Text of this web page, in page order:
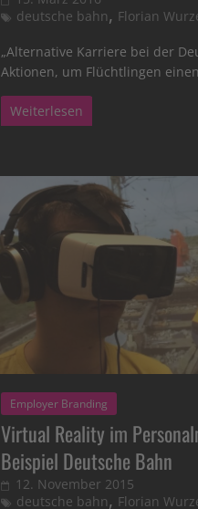
deutsche bahn, Florian
„Alternative Karriere bei der
Aktionen, um Flüchtlingen
Weiterlesen
Employer Branding
Virtual Reality im
Beispiel Deutsche Bahn
12. November 2015
deutsche bahn, Florian